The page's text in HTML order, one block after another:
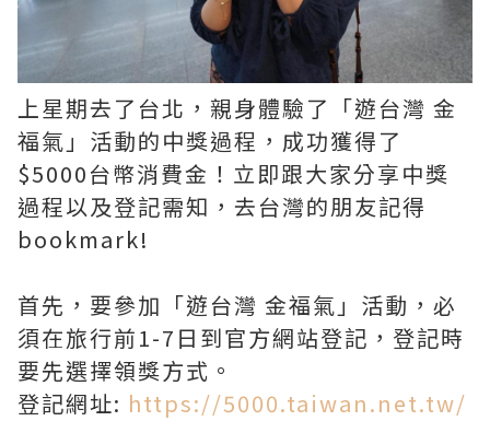
上星期去了台北，親身體驗了「遊台灣 金
福氣」活動的中獎過程，成功獲得了
$5000台幣消費金！立即跟大家分享中獎
過程以及登記需知，去台灣的朋友記得
bookmark!
首先，要參加「遊台灣 金福氣」活動，必
須在旅行前1-7日到官方網站登記，登記時
要先選擇領獎方式。
登記網址: https://5000.taiwan.net.tw/